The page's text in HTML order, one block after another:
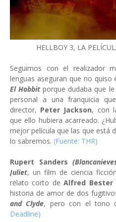
HELLBOY 3, LA
Seguimos con el realizador
lenguas aseguran que no
El Hobbitporque dudaba que
personal a una franquicia
director, Peter Jackson, con
que ello hubiera acarreado.
mejor película que las que está
lo sabremos. (Fuente: THR)
Rupert Sanders
Juliet, un film de ciencia
relato corto deAlfred Bester
historia de amor de dos
and Clyde, pero con el tono
Deadline)